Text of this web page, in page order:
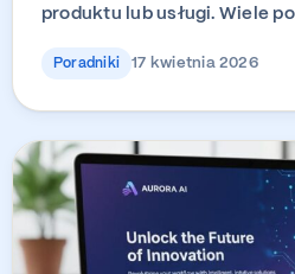
produktu lub usługi. Wiele
Poradniki 17 kwietnia 2026